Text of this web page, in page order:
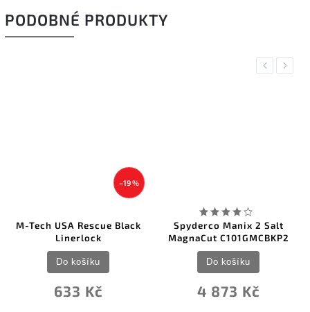
PODOBNÉ PRODUKTY
Previous
–19 %
M-Tech USA Rescue Black
Linerlock
633 Kč
Do košíku
Spyderco Manix 2 Salt
MagnaCut C101GMCBKP2
4 873 Kč
Do košíku
Next